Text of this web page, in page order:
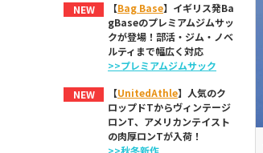
NEW 【Bag Base】イギリス発Ba
gBaseのプレミアムジムサッ
クが登場！部活・ジム・ノベ
ルティまで幅広く対応
>>プレミアムジムサック
NEW 【UnitedAthle】人気のク
ロップドTからヴィンテージ
ロンT、アメリカンテイスト
の肉厚ロンTが入荷！